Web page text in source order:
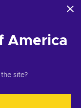
JSC "Helis Play",
rakan kongsinya.
dengan mengklik
& Privasi
America
site?